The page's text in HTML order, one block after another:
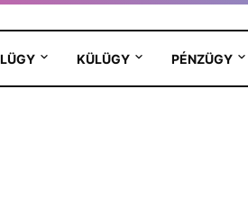
KÜLÜGY PÉNZÜGY